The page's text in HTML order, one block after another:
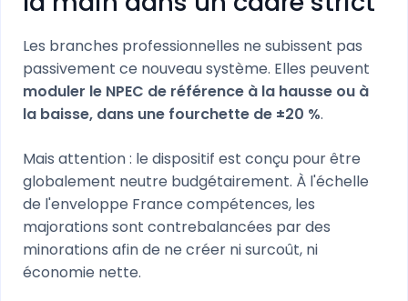
Les branches professionnelles ne subissent pas
passivement ce nouveau système. Elles peuvent
moduler le NPEC de référence à la hausse ou à
la baisse, dans une fourchette de ±20 %.
Mais attention : le dispositif est conçu pour être
globalement neutre budgétairement. À l'échelle
de l'enveloppe France compétences, les
majorations sont contrebalancées par des
minorations afin de ne créer ni surcoût, ni
économie nette.